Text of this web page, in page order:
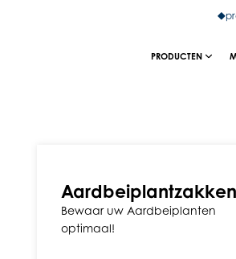
PRODUCTEN
Aardbeiplantzakken
Bewaar uw Aardbeiplanten
optimaal!